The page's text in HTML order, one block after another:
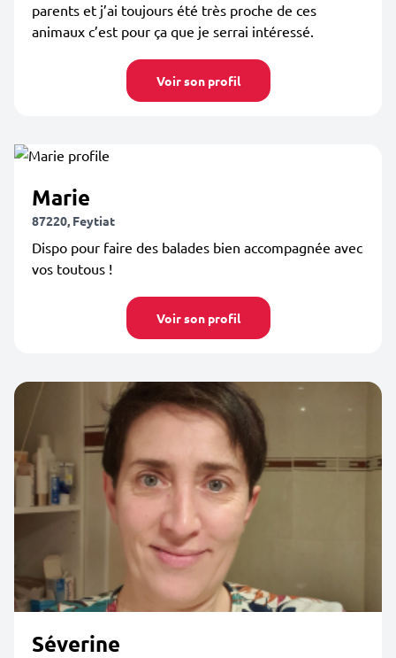
parents et j’ai toujours été très proche de ces
animaux c’est pour ça que je serrai intéressé.
Voir son profil
Marie
87220, Feytiat
Dispo pour faire des balades bien accompagnée avec
vos toutous !
Voir son profil
Séverine